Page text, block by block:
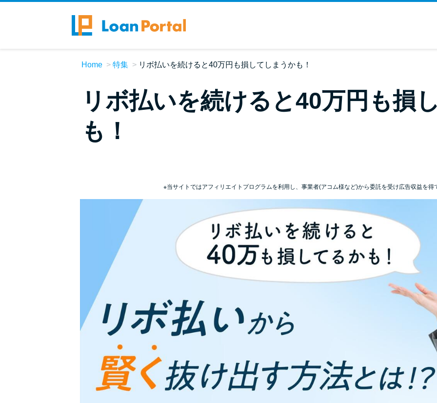
Home 特集 リボ払いを続けると40万円も損してしまうかも！
リボ払いを続けると40万円も損
も！
※当サイトではアフィリエイトプログラムを利用し、事業者(アコム様など)から委託を受け広告収益を得